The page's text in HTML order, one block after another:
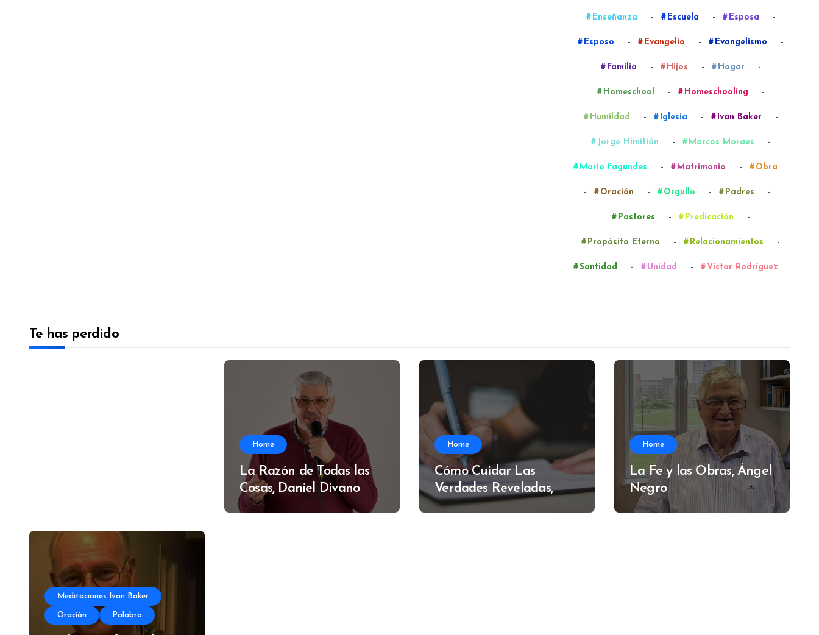
Enseñanza - Escuela - Esposa -
Esposo - Evangelio - Evangelismo -
Familia - Hijos - Hogar -
Homeschool - Homeschooling -
Humildad - Iglesia - Ivan Baker -
Jorge Himitián - Marcos Moraes -
Mario Fagundes - Matrimonio - Obra
- Oración - Orgullo - Padres -
Pastores - Predicación -
Propósito Eterno - Relacionamientos -
Santidad - Unidad - Víctor Rodríguez
Te has perdido
Home
La Razón de Todas las
Cosas, Daniel Divano
Home
Cómo Cuidar Las
Verdades Reveladas,
Alfredo Muzzi
Home
La Fe y las Obras, Ángel
Negro
Meditaciones Ivan Baker
Oración Palabra